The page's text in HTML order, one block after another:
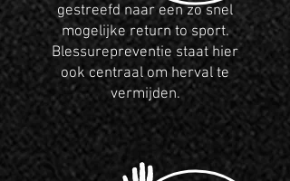
gestreefd naar een zo snel
mogelijke return to sport.
Blessurepreventie staat hier
ook centraal om herval te
vermijden.